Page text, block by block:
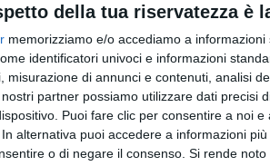
della tua riservatezza è
memorizziamo e/o accediamo a
identificatori univoci e informazioni
misurazione di annunci e contenuti, analisi
partner possiamo utilizzare dati precisi
Puoi fare clic per consentire a noi
alternativa puoi accedere a informazioni
o di negare il consenso. Si rende
d’autunno”
la Land of Fashion di Molfetta propone
della cucina di mare in tutta la sua
ce la racconta Nicola Nenna